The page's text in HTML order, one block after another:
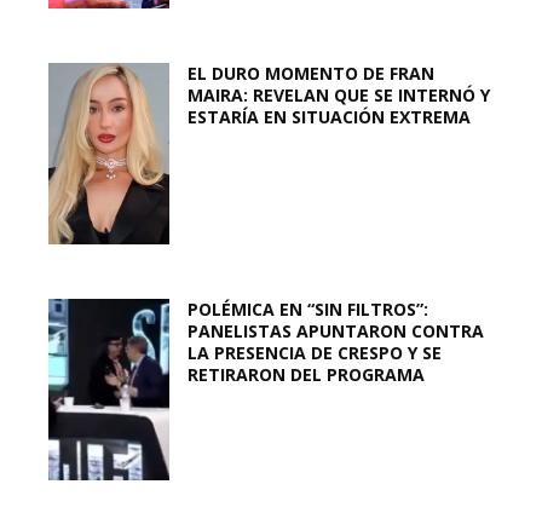
EL DURO MOMENTO DE FRAN
MAIRA: REVELAN QUE SE INTERNÓ Y
ESTARÍA EN SITUACIÓN EXTREMA
POLÉMICA EN “SIN FILTROS”:
PANELISTAS APUNTARON CONTRA
LA PRESENCIA DE CRESPO Y SE
RETIRARON DEL PROGRAMA